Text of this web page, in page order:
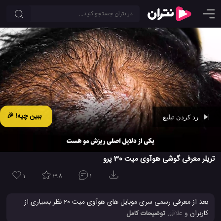
ببین چیه! 🎉
تریلر معرفی گوشی هوآوی میت 30 پرو
1 3.8 1
بعد از معرفی رسمی سری موبایل های هوآوی میت 20 نظر بسیاری از
کاربران و علاقه مندان به عرصه گوشی های همراه به این موبایل جدید و
... توضیحات کامل